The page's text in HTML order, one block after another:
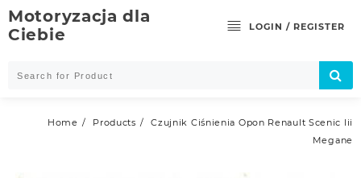
Skip
to
content
Motoryzacja dla
Ciebie
LOGIN / REGISTER
Home Products
Czujnik Ciśnienia Opon Renault Scenic Iii
Megane